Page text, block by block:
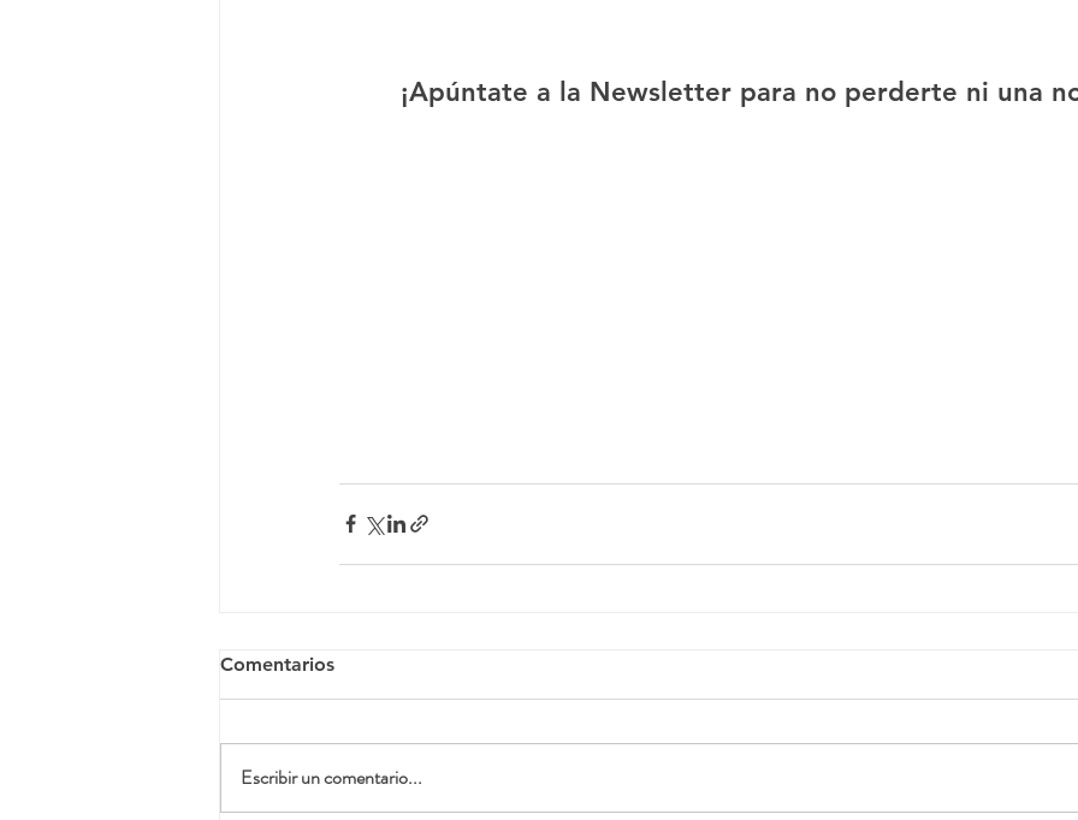
¡Apúntate a la Newsletter para no perderte ni una
Comentarios
Escribir un comentario...